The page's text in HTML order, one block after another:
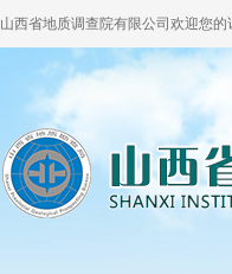
山西省地质调查院有限公司欢迎您的